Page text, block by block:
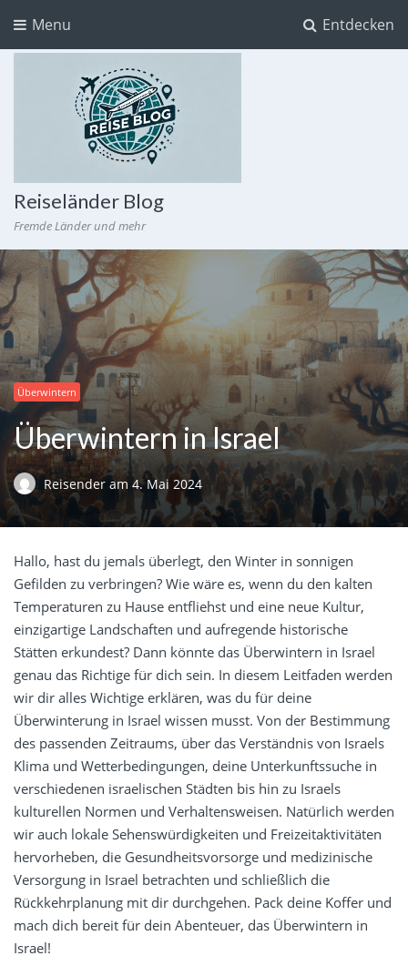
Entdecken
Menu
Reiseländer Blog
Fremde Länder und mehr
Überwintern
Überwintern in Israel
Reisender am 4. Mai 2024
Hallo, hast du jemals überlegt, den Winter in sonnigen
Gefilden zu verbringen? Wie wäre es, wenn du den kalten
Temperaturen zu Hause entfliehst und eine neue Kultur,
einzigartige Landschaften und aufregende historische
Stätten erkundest? Dann könnte das Überwintern in Israel
genau das Richtige für dich sein. In diesem Leitfaden werden
wir dir alles Wichtige erklären, was du für deine
Überwinterung in Israel wissen musst. Von der Bestimmung
des passenden Zeitraums, über das Verständnis von Israels
Klima und Wetterbedingungen, deine Unterkunftssuche in
verschiedenen israelischen Städten bis hin zu Israels
kulturellen Normen und Verhaltensweisen. Natürlich werden
wir auch lokale Sehenswürdigkeiten und Freizeitaktivitäten
hervorheben, die Gesundheitsvorsorge und medizinische
Versorgung in Israel betrachten und schließlich die
Rückkehrplanung mit dir durchgehen. Pack deine Koffer und
mach dich bereit für dein Abenteuer, das Überwintern in
Israel!